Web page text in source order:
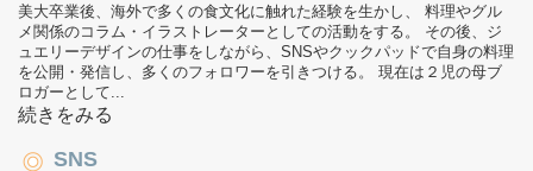
美大卒業後、海外で多くの食文化に触れた経験を生かし、 料理やグル
メ関係のコラム・イラストレーターとしての活動をする。 その後、ジ
ュエリーデザインの仕事をしながら、SNSやクックパッドで自身の料理
を公開・発信し、多くのフォロワーを引きつける。 現在は２児の母ブ
ロガーとして...
続きをみる
SNS